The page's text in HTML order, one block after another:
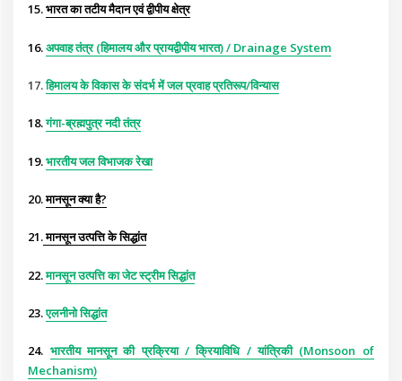
15.भारत का तटीय मैदान एवं द्वीपीय क्षेत्र
16.अपवाह तंत्र (हिमालय और प्रायद्वीपीय भारत) / Drainage System
17.हिमालय के विकास के संदर्भ में जल प्रवाह प्रतिरूप/विन्यास
18.गंगा-ब्रह्मपुत्र नदी तंत्र
19.भारतीय जल विभाजक रेखा
20.मानसून क्या है?
21.मानसून उत्पत्ति के सिद्धांत
22.मानसून उत्पत्ति का जेट स्ट्रीम सिद्धांत
23.एलनीनो सिद्धांत
24. भारतीय मानसून की प्रक्रिया / क्रियाविधि / यांत्रिकी (Monsoon of
Mechanism)